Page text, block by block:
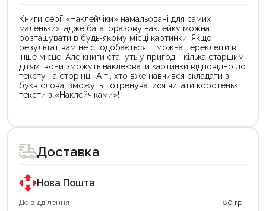
Книги серії «Наклейчіки» намальовані для самих
маленьких, адже багаторазову наклейку можна
розташувати в будь-якому місці картинки! Якщо
результат вам не сподобається, її можна переклеїти в
інше місце! Але книги стануть у пригоді і кілька старшим
дітям: вони зможуть наклеювати картинки відповідно до
тексту на сторінці. А ті, хто вже навчився складати з
букв слова, зможуть потренуватися читати коротенькі
тексти з «Наклейчіками»!
Доставка
Нова Пошта
До відділення
80 грн